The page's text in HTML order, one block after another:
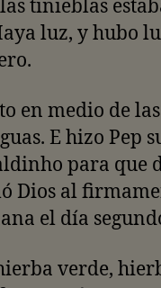
tinieblas
luz, y hubo
en medio de las
E hizo Pep
para que
Dios al
el día
verde,